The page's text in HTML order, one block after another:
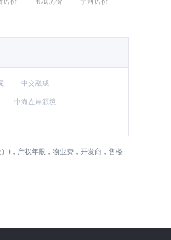
中交融成
中海左岸源境
)，产权年限，物业费，开发商，售楼